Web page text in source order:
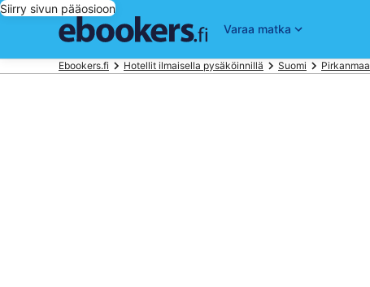
Siirry sivun pääosioon
Varaa matka
Ebookers.fi Hotellit ilmaisella pysäköinnillä Suomi Pirkanmaa